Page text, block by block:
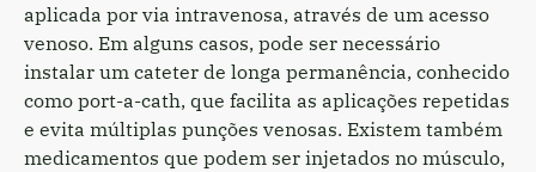
aplicada por via intravenosa, através de um acesso
venoso. Em alguns casos, pode ser necessário
instalar um cateter de longa permanência, conhecido
como port-a-cath, que facilita as aplicações repetidas
e evita múltiplas punções venosas. Existem também
medicamentos que podem ser injetados no músculo,